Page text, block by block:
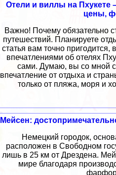
Отели и виллы на
цены,
Важно! Почему обязательно
путешествий. Планируете
статья вам точно
впечатлениями об отелях
сами. Думаю, вы со мной
впечатление от отдыха и
только от пляжа, моря и
Мейсен:
Немецкий городок,
расположен в Свободном
лишь в 25 км от Дрездена.
мире благодаря